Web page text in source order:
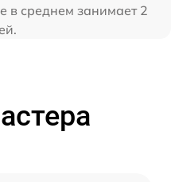
в среднем занимает 2